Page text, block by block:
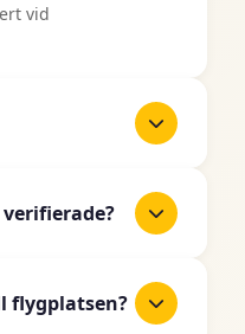
vid
Malmö, Uppsala,
fler områden.
genomgått
och verifiering.
flygplatsen?